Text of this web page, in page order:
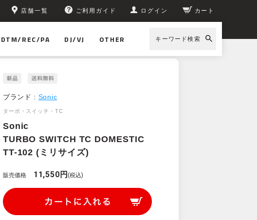
店舗一覧 ご利用ガイド ログイン カート
DTM/REC/PA DJ/VJ OTHER キーワード検索
ブランド : Sonic
ターボ・スイッチ・TC
Sonic
TURBO SWITCH TC DOMESTIC
TT-102 (ミリサイズ)
販売価格 11,550円(税込)